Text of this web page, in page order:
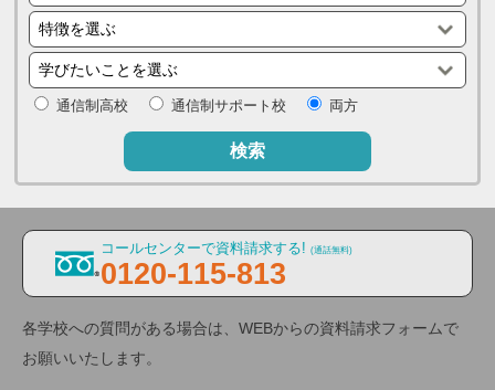
通信制高校 通信制サポート校 両方
検索
コールセンターで資料請求する! (通話無料)
0120-115-813
各学校への質問がある場合は、WEBからの資料請求フォームで
お願いいたします。